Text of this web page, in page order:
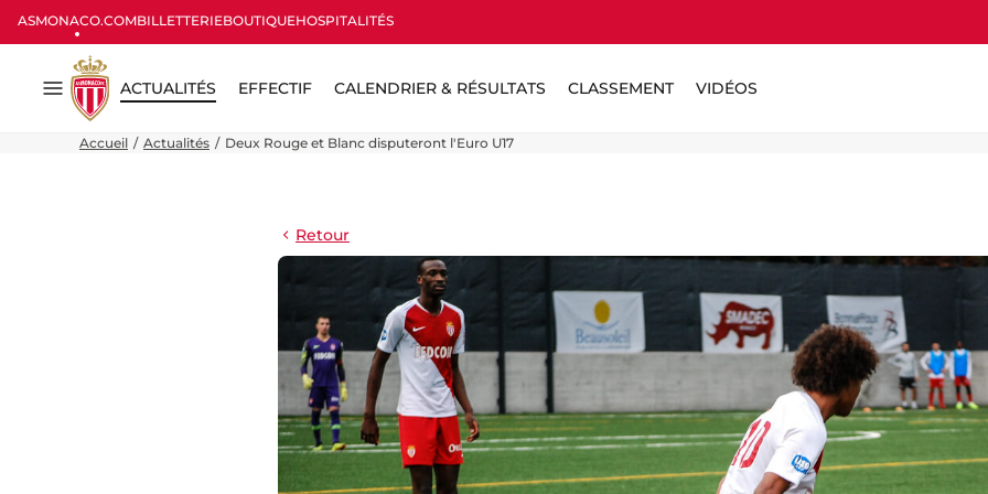
ASMONACO.COMBILLETTERIEBOUTIQUEHOSPITALITÉS
Menu
ACTUALITÉS EFFECTIF CALENDRIER & RÉSULTATS CLASSEMENT VIDÉOS
Accueil Actualités Deux Rouge et Blanc disputeront l'Euro U17
Retour